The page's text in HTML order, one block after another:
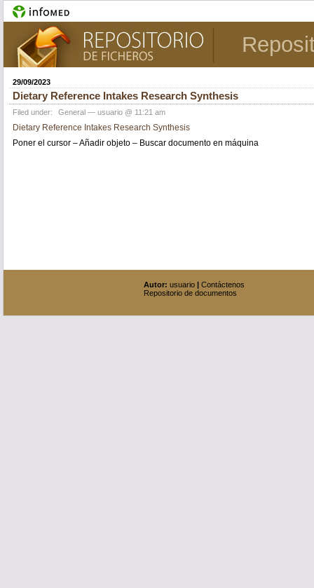
29/09/2023
Dietary Reference Intakes Research Synthesis
Filed under: General— usuario @ 11:21 am
Dietary Reference Intakes Research Synthesis
Poner el cursor – Añadir objeto – Buscar documento en máquina
Autor: usuario| Contáctenos
Repositorio de documentos